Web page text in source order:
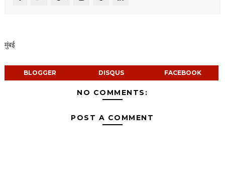
मुंबई
BLOGGER DISQUS FACEBOOK
NO COMMENTS:
POST A COMMENT